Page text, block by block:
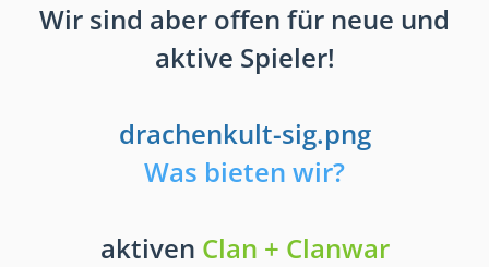
Wir sind aber offen für neue und
aktive Spieler!
drachenkult-sig.png
Was bieten wir?
aktiven Clan + Clanwar